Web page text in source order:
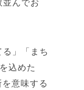
並んでお
」「まち
込めた
意味する